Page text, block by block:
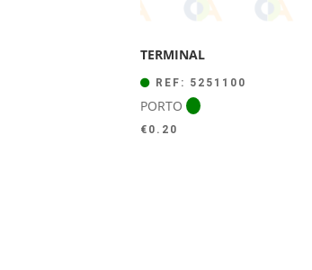
TERMINAL
REF: 5251100
PORTO
€ 0.20